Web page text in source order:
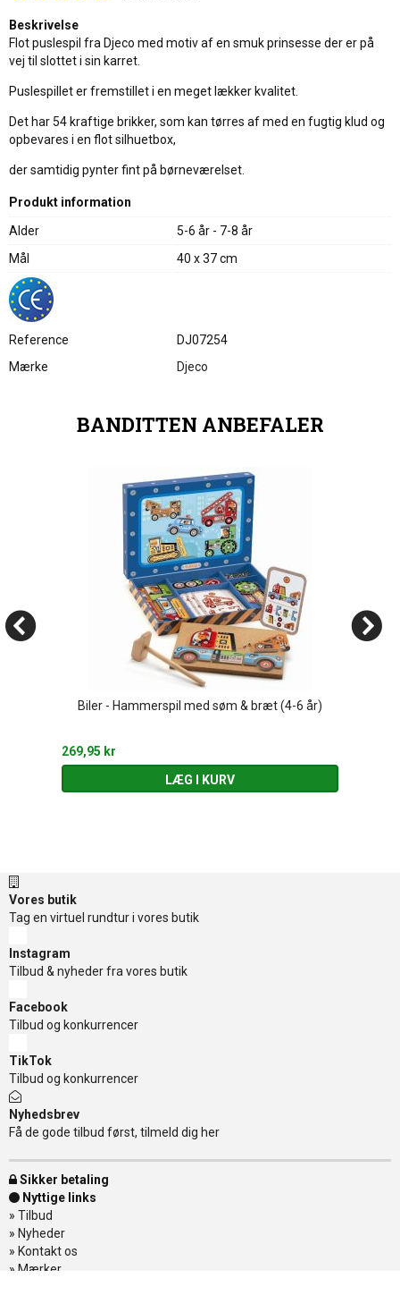
Beskrivelse
Flot puslespil fra Djeco med motiv af en smuk prinsesse der er på
vej til slottet i sin karret.
Puslespillet er fremstillet i en meget lækker kvalitet.
Det har 54 kraftige brikker, som kan tørres af med en fugtig klud og
opbevares i en flot silhuetbox,
der samtidig pynter fint på børneværelset.
Produkt information
Alder
5-6 år - 7-8 år
Mål
40 x 37 cm
Reference
DJ07254
Mærke
Djeco
BANDITTEN ANBEFALER
Biler - Hammerspil med søm & bræt (4-6 år)
269,95 kr
LÆG I KURV
Vores butik
Tag en virtuel rundtur i vores butik
Instagram
Tilbud & nyheder fra vores butik
Facebook
Tilbud og konkurrencer
TikTok
Tilbud og konkurrencer
Nyhedsbrev
Få de gode tilbud først, tilmeld dig her
Sikker betaling
Nyttige links
» Tilbud
» Nyheder
» Kontakt os
» Mærker